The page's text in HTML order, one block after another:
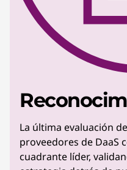
La última evaluación
proveedores de DaaS
cuadrante líder,